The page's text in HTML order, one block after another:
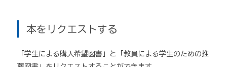
本をリクエストする
「学生による購入希望図書」と「教員による学生のための推